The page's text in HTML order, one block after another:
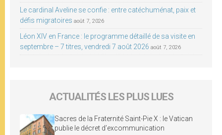
Le cardinal Aveline se confie : entre catéchuménat, paix et
défis migratoires août 7, 2026
Léon XIV en France : le programme détaillé de sa visite en
septembre – 7 titres, vendredi 7 août 2026 août 7, 2026
ACTUALITÉS LES PLUS LUES
Sacres de la Fraternité Saint-Pie X : le Vatican
publie le décret d’excommunication